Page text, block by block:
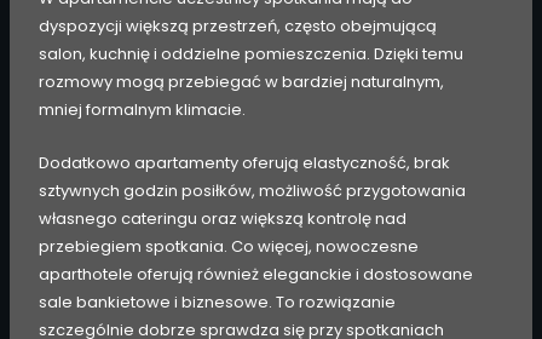
dyspozycji większą przestrzeń, często obejmującą
salon, kuchnię i oddzielne pomieszczenia. Dzięki temu
rozmowy mogą przebiegać w bardziej naturalnym,
mniej formalnym klimacie.
Dodatkowo apartamenty oferują elastyczność, brak
sztywnych godzin posiłków, możliwość przygotowania
własnego cateringu oraz większą kontrolę nad
przebiegiem spotkania. Co więcej, nowoczesne
aparthotele oferują również eleganckie i dostosowane
sale bankietowe i biznesowe. To rozwiązanie
szczególnie dobrze sprawdza się przy spotkaniach